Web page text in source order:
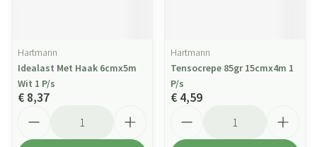
Hartmann
Idealast Met Haak 6cmx5m
Wit 1 P/s
€ 8,37
Hartmann
Tensocrepe 85gr 15cmx4m 1
P/s
€ 4,59